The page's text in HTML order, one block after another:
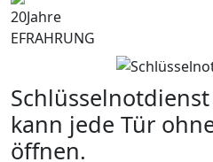
20Jahre
EFRAHRUNG
kann jede Tür
öffnen.